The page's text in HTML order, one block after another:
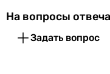
На вопросы
Задать вопрос